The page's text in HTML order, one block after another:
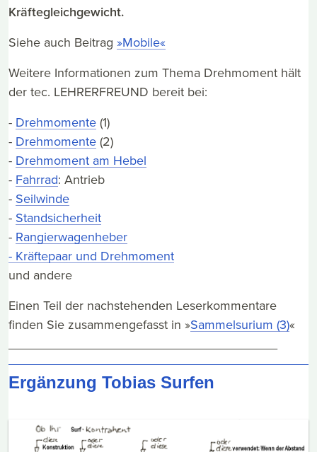
Kräftegleichgewicht.
Siehe auch Beitrag »Mobile«
Weitere Informationen zum Thema Drehmoment hält
der tec. LEHRERFREUND bereit bei:
- Drehmomente (1)
- Drehmomente (2)
- Drehmoment am Hebel
- Fahrrad: Antrieb
- Seilwinde
- Standsicherheit
- Rangierwagenheber
- Kräftepaar und Drehmoment
und andere
Einen Teil der nachstehenden Leserkommentare
finden Sie zusammengefasst in »Sammelsurium (3)«
Ergänzung Tobias Surfen